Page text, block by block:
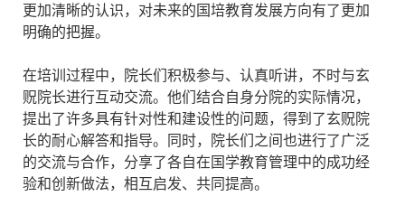
更加清晰的认识，对未来的国培教育发展方向有了更加
明确的把握。
在培训过程中，院长们积极参与、认真听讲，不时与玄
贶院长进行互动交流。他们结合自身分院的实际情况，
提出了许多具有针对性和建设性的问题，得到了玄贶院
长的耐心解答和指导。同时，院长们之间也进行了广泛
的交流与合作，分享了各自在国学教育管理中的成功经
验和创新做法，相互启发、共同提高。